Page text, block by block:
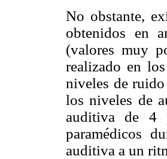
No obstante,
obtenidos en
(valores muy
realizado en
niveles de
los niveles de
auditiva de 4
paramédicos
auditiva a un